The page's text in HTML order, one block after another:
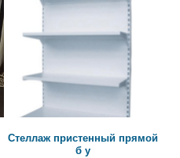
Стеллаж пристенный прямой
б у